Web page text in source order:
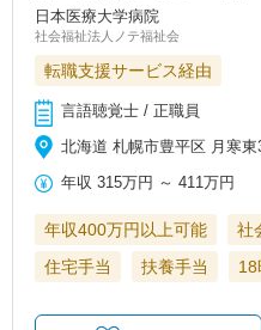
日本医療大学病院
社会福祉法人ノテ福祉会
転職支援サービス経由
言語聴覚士 / 正職員
北海道 札幌市豊平区 月寒東
年収 315万円 ～411万円
年収400万円以上可能 社
住宅手当
扶養手当